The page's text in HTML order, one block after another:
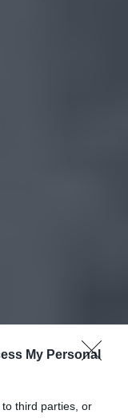
My Personal
third parties, or